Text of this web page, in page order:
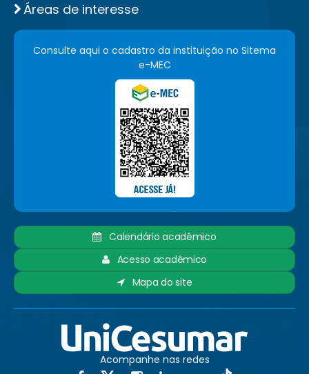
Áreas de interesse
Consulte aqui o cadastro da instituição no Sitema
e-MEC
Calendário acadêmico
Acesso acadêmico
Mapa do site
Acompanhe nas redes